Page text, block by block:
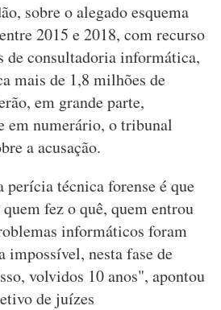
sobre o alegado esquema
2015 e 2018, com recurso
de consultadoria informática,
mais de 1,8 milhões de
em grande parte,
em numerário, o tribunal
a acusação.
perícia técnica forense é que
fez o quê, quem entrou
informáticos foram
impossível, nesta fase de
volvidos 10 anos", apontou
de juízes